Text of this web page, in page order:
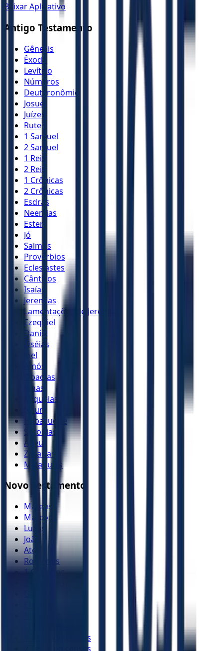
Baixar Aplicativo
Antigo Testamento
Gênesis
Êxodo
Levítico
Números
Deuteronômio
Josué
Juízes
Rute
1 Samuel
2 Samuel
1 Reis
2 Reis
1 Crônicas
2 Crônicas
Esdras
Neemias
Ester
Jó
Salmos
Provérbios
Eclesiastes
Cânticos
Isaías
Jeremias
Lamentações de Jeremias
Ezequiel
Daniel
Oséias
Joel
Amós
Obadias
Jonas
Miquéias
Naum
Habacuque
Sofonias
Ageu
Zacarias
Malaquias
Novo Testamento
Mateus
Marcos
Lucas
João
Atos
Romanos
1 Coríntios
1 Tessalonicenses
2 Tessalonicenses